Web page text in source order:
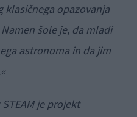
opazovanja
šole je, da mladi
astronoma in da jim
je projekt